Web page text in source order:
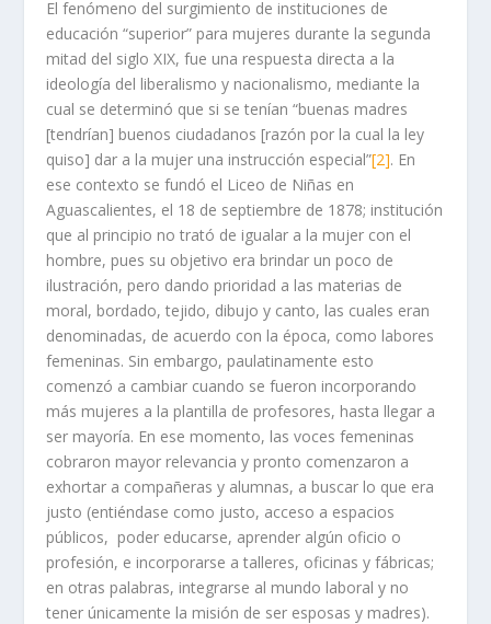
El fenómeno del surgimiento de instituciones de
educación “superior” para mujeres durante la segunda
mitad del siglo XIX, fue una respuesta directa a la
ideología del liberalismo y nacionalismo, mediante la
cual se determinó que si se tenían “buenas madres
[tendrían] buenos ciudadanos [razón por la cual la ley
quiso] dar a la mujer una instrucción especial”[2]. En
ese contexto se fundó el Liceo de Niñas en
Aguascalientes, el 18 de septiembre de 1878; institución
que al principio no trató de igualar a la mujer con el
hombre, pues su objetivo era brindar un poco de
ilustración, pero dando prioridad a las materias de
moral, bordado, tejido, dibujo y canto, las cuales eran
denominadas, de acuerdo con la época, como labores
femeninas. Sin embargo, paulatinamente esto
comenzó a cambiar cuando se fueron incorporando
más mujeres a la plantilla de profesores, hasta llegar a
ser mayoría. En ese momento, las voces femeninas
cobraron mayor relevancia y pronto comenzaron a
exhortar a compañeras y alumnas, a buscar lo que era
justo (entiéndase como justo, acceso a espacios
públicos, poder educarse, aprender algún oficio o
profesión, e incorporarse a talleres, oficinas y fábricas;
en otras palabras, integrarse al mundo laboral y no
tener únicamente la misión de ser esposas y madres).